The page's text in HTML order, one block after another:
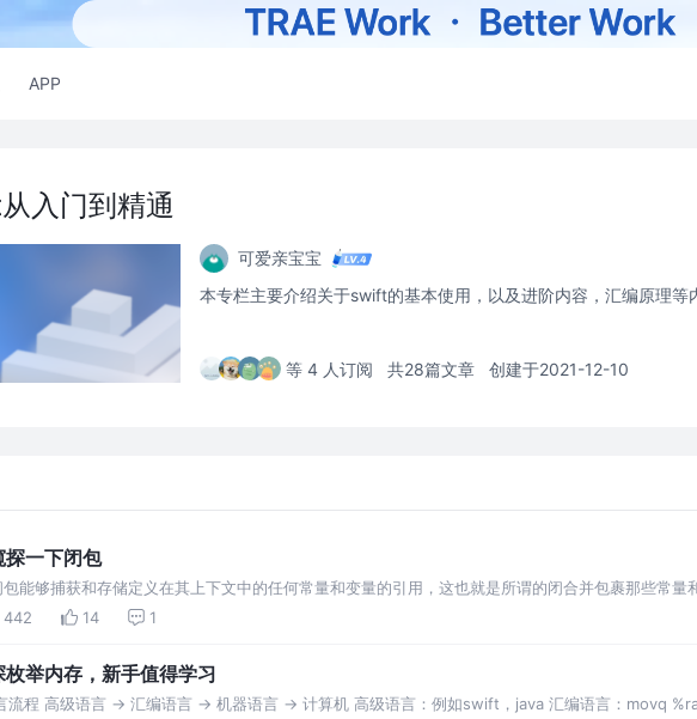
APP
入门到精通
可爱亲宝宝
本专栏主要介绍关于swift的基本使用，以及进阶内容，汇编原理等
等 4 人订阅 共28篇文章 创建于2021-12-10
探一下闭包
能够捕获和存储定义在其上下文中的任何常量和变量的引用，这也就是所谓的闭合并包裹那些常量
的内存管理的操作。闭包是一个引用
442 14 1
枚举内存，新手值得学习
流程 高级语言 -> 汇编语言 -> 机器语言 -> 计算机 高级语言：例如swift，java 汇编语言：movq